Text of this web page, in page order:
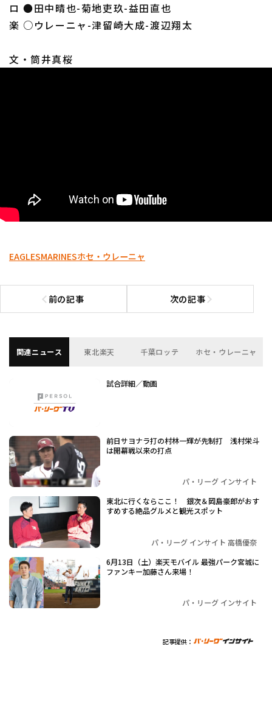
ロ ●田中晴也-菊地吏玖-益田直也
楽 ○ウレーニャ-津留崎大成-渡辺翔太
文・筒井真桜
EAGLESMARINESホセ・ウレーニャ
前の記事
前の記事へ 次の記事次の記事へ
関連ニュース 東北楽天 千葉ロッテ ホセ・ウレーニャ
試合詳細／動画
前日サヨナラ打の村林一輝が先制打 浅村栄斗
は開幕戦以来の打点
パ・リーグ インサイト
東北に行くならここ！ 銀次＆岡島豪郎がおす
すめする絶品グルメと観光スポット
パ・リーグ インサイト 高橋優奈
6月13日（土）楽天モバイル 最強パーク宮城に
ファンキー加藤さん来場！
パ・リーグ インサイト
記事提供：